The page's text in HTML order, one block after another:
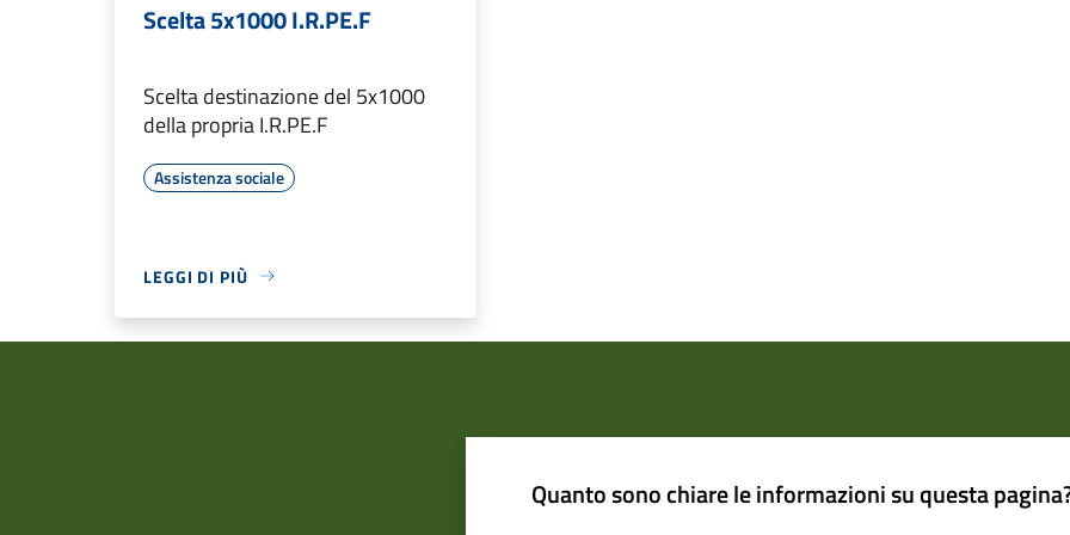
Scelta 5x1000 I.R.PE.F
Scelta destinazione del 5x1000
della propria I.R.PE.F
Assistenza sociale
LEGGI DI PIÙ
Quanto sono chiare le informazioni su questa